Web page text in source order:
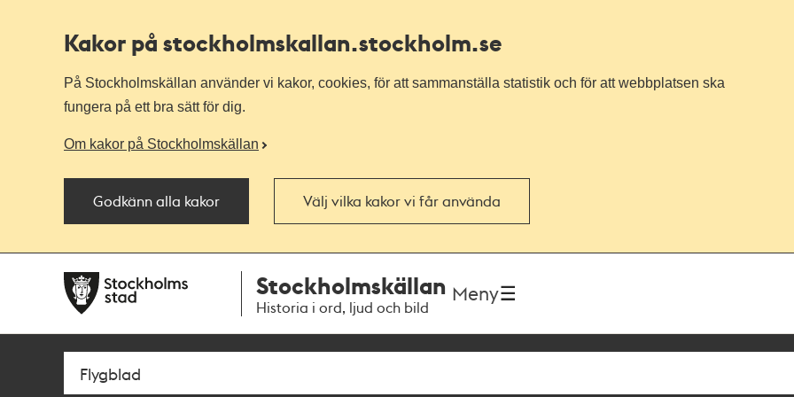
Kakor på stockholmskallan.stockholm.se
På Stockholmskällan använder vi kakor, cookies, för att sammanställa statistik och för att webbplatsen ska
fungera på ett bra sätt för dig.
Om kakor på Stockholmskällan
Godkänn alla kakor Välj vilka kakor vi får använda
navigationen
huvudinnehållet
Stockholmskällan
Historia i ord, ljud och bild
Meny
Sök